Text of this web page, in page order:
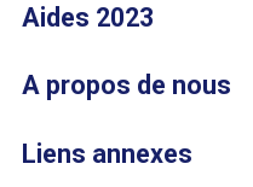
Aides 2023
A propos de nous
Liens annexes